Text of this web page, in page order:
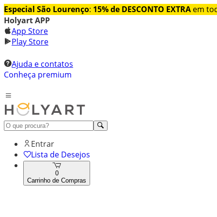
Especial São Lourenço: 15% de DESCONTO EXTRA em
Holyart APP
App Store
Play Store
Ajuda e contatos
Conheça premium
Entrar
Lista de Desejos
0
Carrinho de Compras